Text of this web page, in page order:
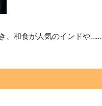
、和食が人気のインドや……